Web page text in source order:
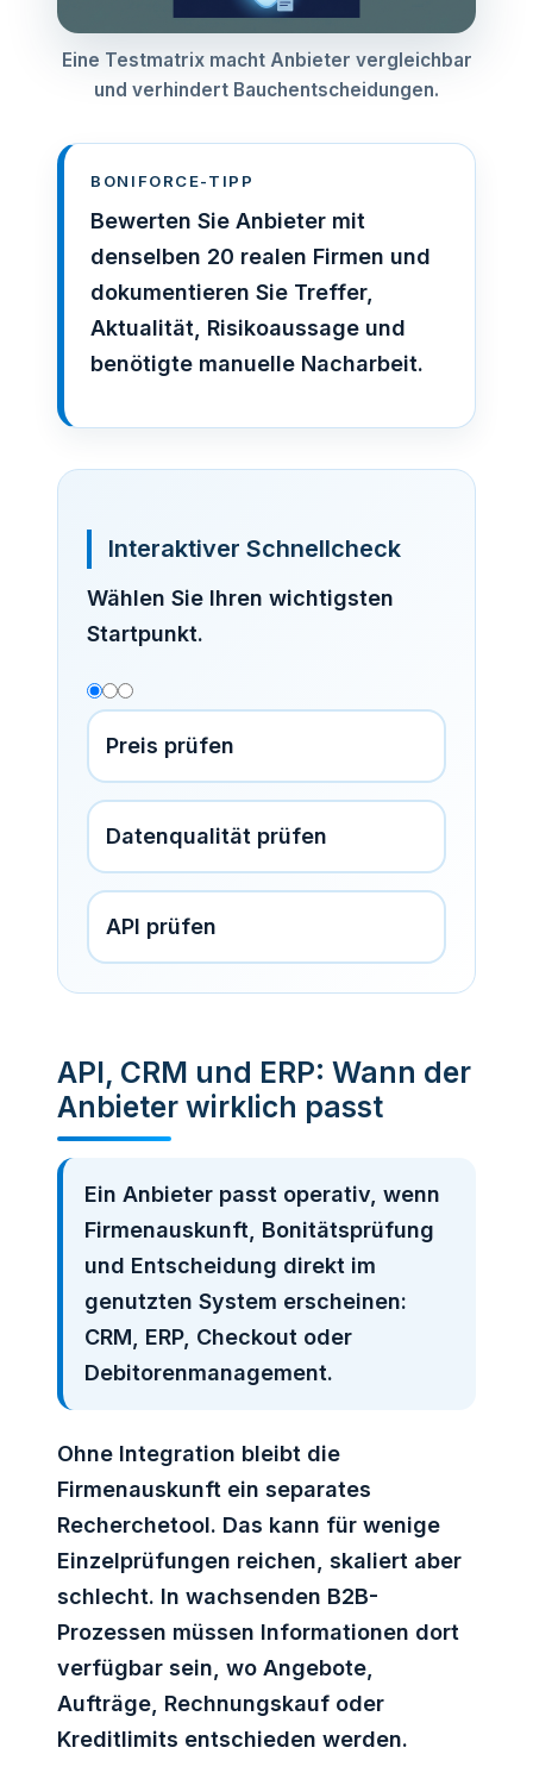
Eine Testmatrix macht Anbieter vergleichbar
und verhindert Bauchentscheidungen.
BONIFORCE-TIPP
Bewerten Sie Anbieter mit
denselben 20 realen Firmen und
dokumentieren Sie Treffer,
Aktualität, Risikoaussage und
benötigte manuelle Nacharbeit.
Interaktiver Schnellcheck
Wählen Sie Ihren wichtigsten
Startpunkt.
Preis prüfen
Datenqualität prüfen
API prüfen
API, CRM und ERP: Wann der
Anbieter wirklich passt
Ein Anbieter passt operativ, wenn
Firmenauskunft, Bonitätsprüfung
und Entscheidung direkt im
genutzten System erscheinen:
CRM, ERP, Checkout oder
Debitorenmanagement.
Ohne Integration bleibt die
Firmenauskunft ein separates
Recherchetool. Das kann für wenige
Einzelprüfungen reichen, skaliert aber
schlecht. In wachsenden B2B-
Prozessen müssen Informationen dort
verfügbar sein, wo Angebote,
Aufträge, Rechnungskauf oder
Kreditlimits entschieden werden.